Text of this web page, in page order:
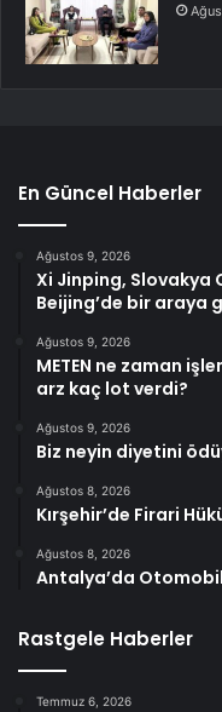
En Güncel Haberler
Ağustos 9, 2026
Xi Jinping, Slovakya
Beijing’de bir araya
Ağustos 9, 2026
METEN ne zaman
arz kaç lot verdi?
Ağustos 9, 2026
Biz neyin diyetini
Ağustos 8, 2026
Kırşehir’de Firari
Ağustos 8, 2026
Antalya’da Otomobil
Rastgele Haberler
Temmuz 6, 2026